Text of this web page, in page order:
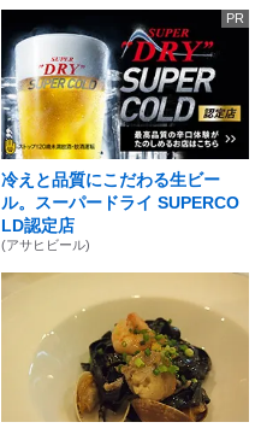
PR
冷えと品質にこだわる生ビー
ル。スーパードライ SUPERCO
LD認定店
(アサヒビール)